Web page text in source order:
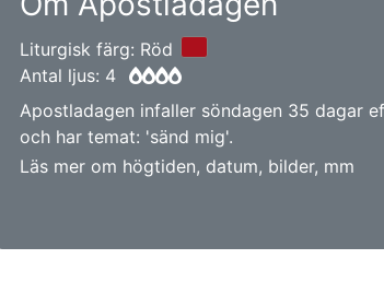
Liturgisk färg: Röd
Antal ljus: 4
Apostladagen infaller söndagen 35 dagar
och har temat: 'sänd mig'.
Läs mer om högtiden, datum, bilder, mm